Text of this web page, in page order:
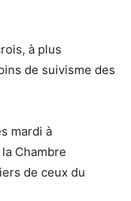
à plus
de suivisme des
mardi à
Chambre
de ceux du